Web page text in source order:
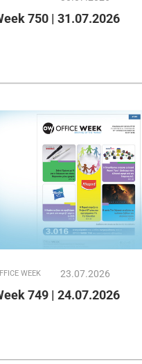
750 | 31.07.2026
WEEK 23.07.2026
749 | 24.07.2026